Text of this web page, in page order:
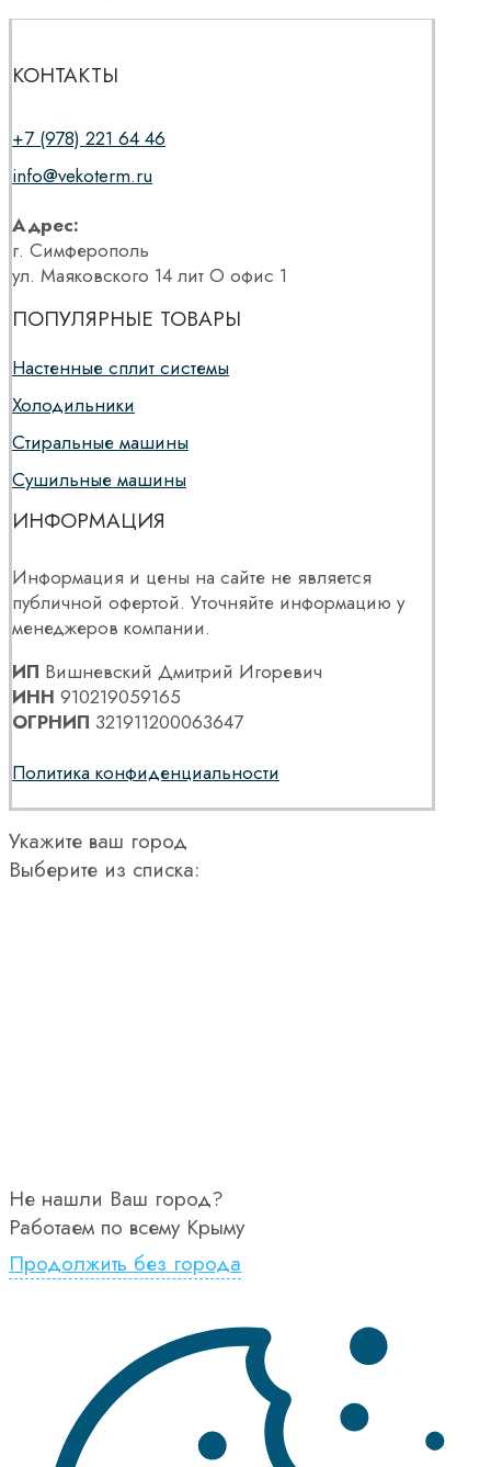
КОНТАКТЫ
+7 (978) 221 64 46
info@vekoterm.ru
Адрес:
г. Симферополь
ул. Маяковского 14 лит О офис 1
ПОПУЛЯРНЫЕ ТОВАРЫ
Настенные сплит системы
Холодильники
Стиральные машины
Сушильные машины
ИНФОРМАЦИЯ
Информация и цены на сайте не является
публичной офертой. Уточняйте информацию у
менеджеров компании.
ИП Вишневский Дмитрий Игоревич
ИНН 910219059165
ОГРНИП 321911200063647
Политика конфиденциальности
Укажите ваш город
Выберите из списка:
Не нашли Ваш город?
Работаем по всему Крыму
Продолжить без города